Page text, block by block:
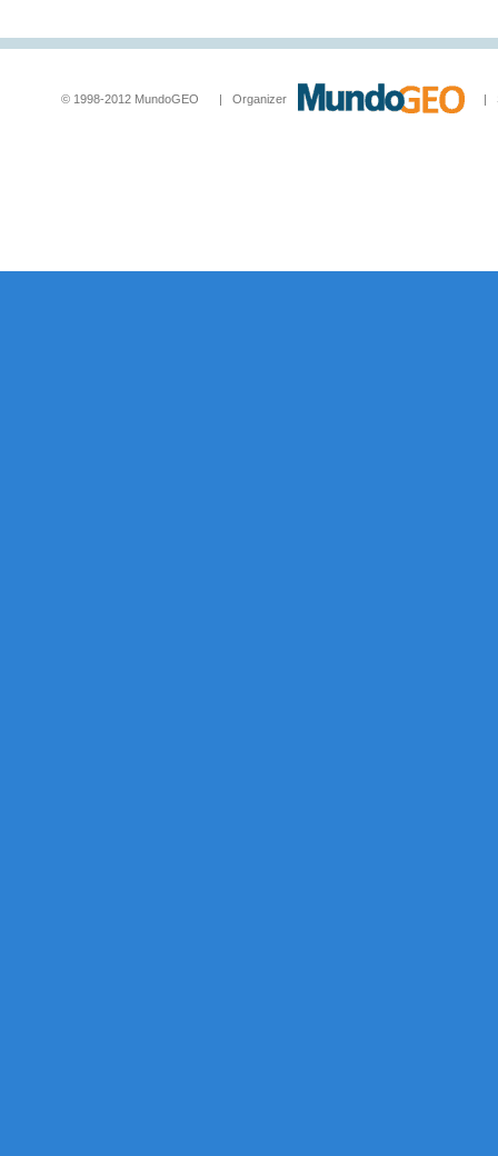
© 1998-2012 MundoGEO | Organizer |